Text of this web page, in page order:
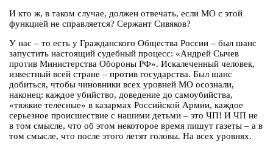
И кто ж, в таком случае, должен отвечать, если МО с этой
функцией не справляется? Сержант Сивяков?
У нас – то есть у Гражданского Общества России – был шанс
запустить настоящий судебный процесс: «Андрей Сычев
против Министерства Обороны РФ». Искалеченный человек,
известный всей стране – против государства. Был шанс
добиться, чтобы чиновники всех уровней МО осознали,
наконец: каждое убийство, доведение до самоубийства,
«тяжкие телесные» в казармах Российской Армии, каждое
серьезное происшествие с нашими детьми – это ЧП! И ЧП не
в том смысле, что об этом некоторое время пишут газеты – а в
том смысле, что после этого летят головы. На всех уровнях.